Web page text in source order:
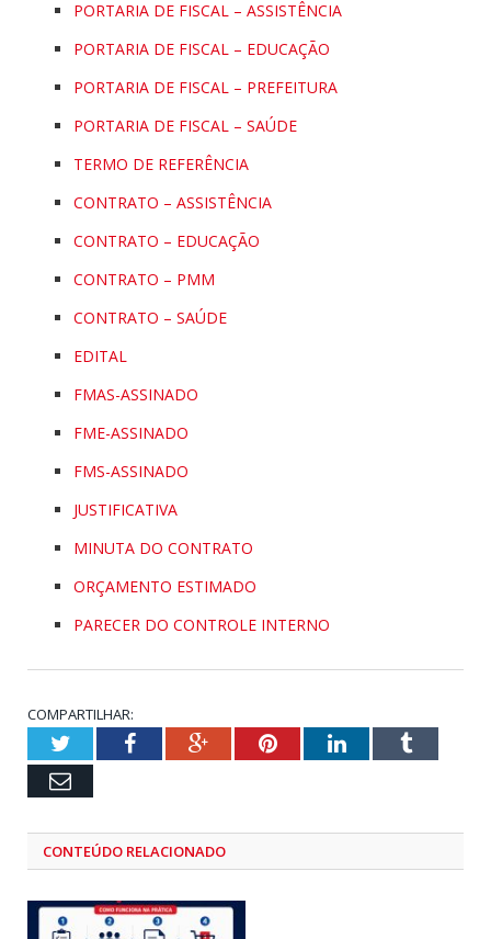
PORTARIA DE FISCAL – ASSISTÊNCIA
PORTARIA DE FISCAL – EDUCAÇÃO
PORTARIA DE FISCAL – PREFEITURA
PORTARIA DE FISCAL – SAÚDE
TERMO DE REFERÊNCIA
CONTRATO – ASSISTÊNCIA
CONTRATO – EDUCAÇÃO
CONTRATO – PMM
CONTRATO – SAÚDE
EDITAL
FMAS-ASSINADO
FME-ASSINADO
FMS-ASSINADO
JUSTIFICATIVA
MINUTA DO CONTRATO
ORÇAMENTO ESTIMADO
PARECER DO CONTROLE INTERNO
COMPARTILHAR:
TwitterFacebookGoogle+PinterestLinkedInTumblr
Email
CONTEÚDO RELACIONADO